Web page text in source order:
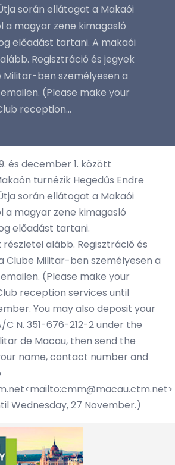
során ellátogat a Makaói
a magyar zene kimagasló
előadást tartani. A makaói
Regisztráció és jegyek
ben személyesen a
(Please make your
reception...
és december 1. között
turnézik Hegedűs Endre
során ellátogat a Makaói
a magyar zene kimagasló
előadást tartani.
alább. Regisztráció és
Clube Militar-ben személyesen a
(Please make your
reception services until
You may also deposit your
C N. 351-676-212-2 under the
de Macau, then send the
name, contact number and
Wednesday, 27 November.)